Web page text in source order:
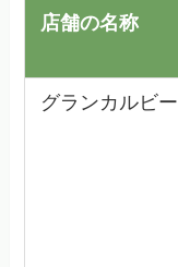
店舗の名称
グランカルビー